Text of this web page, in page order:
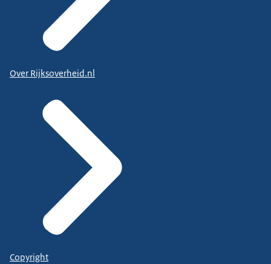
Over Rijksoverheid.nl
Copyright